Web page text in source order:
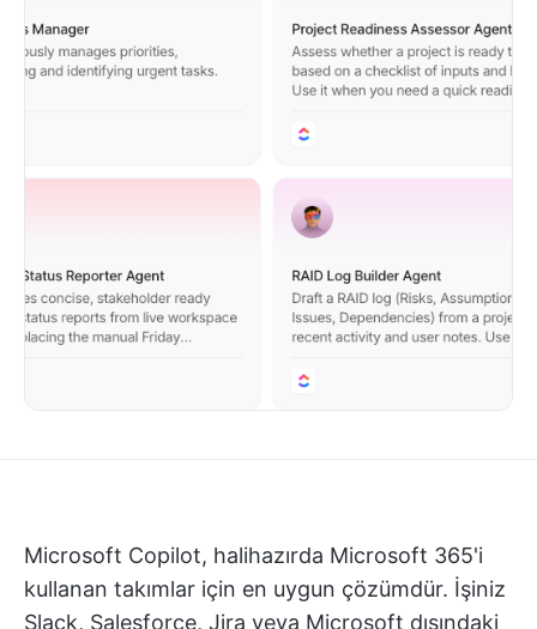
Microsoft Copilot, halihazırda Microsoft 365'i
kullanan takımlar için en uygun çözümdür. İşiniz
Slack, Salesforce, Jira veya Microsoft dışındaki